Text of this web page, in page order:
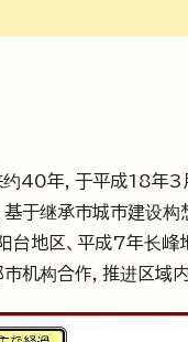
40年，于平成18年3
于继承市城市建设
地区、平成7年长峰
机构合作，推进区域